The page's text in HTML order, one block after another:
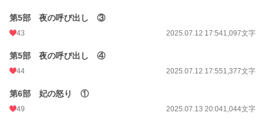
第5部 夜の呼び出し ③
43 2025.07.12 17:541,097文字
第5部 夜の呼び出し ④
44 2025.07.12 17:551,377文字
第6部 妃の怒り ①
49 2025.07.13 20:041,044文字